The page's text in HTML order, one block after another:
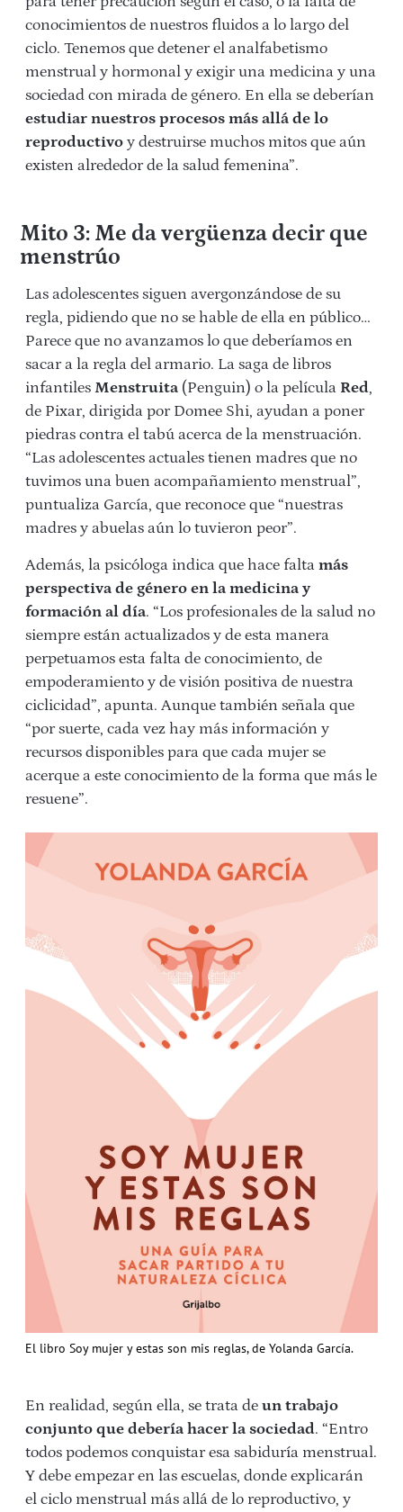
conocimientos de nuestros fluidos a lo largo del
ciclo. Tenemos que detener el analfabetismo
menstrual y hormonal y exigir una medicina y una
sociedad con mirada de género. En ella se deberían
estudiar nuestros procesos más allá de lo
reproductivo y destruirse muchos mitos que aún
existen alrededor de la salud femenina”.
Mito 3: Me da vergüenza decir que
menstrúo
Las adolescentes siguen avergonzándose de su
regla, pidiendo que no se hable de ella en público…
Parece que no avanzamos lo que deberíamos en
sacar a la regla del armario. La saga de libros
infantiles Menstruita (Penguin) o la película Red,
de Pixar, dirigida por Domee Shi, ayudan a poner
piedras contra el tabú acerca de la menstruación.
“Las adolescentes actuales tienen madres que no
tuvimos una buen acompañamiento menstrual”,
puntualiza García, que reconoce que “nuestras
madres y abuelas aún lo tuvieron peor”.
Además, la psicóloga indica que hace falta más
perspectiva de género en la medicina y
formación al día. “Los profesionales de la salud no
siempre están actualizados y de esta manera
perpetuamos esta falta de conocimiento, de
empoderamiento y de visión positiva de nuestra
ciclicidad”, apunta. Aunque también señala que
“por suerte, cada vez hay más información y
recursos disponibles para que cada mujer se
acerque a este conocimiento de la forma que más le
resuene”.
El libro Soy mujer y estas son mis reglas, de Yolanda García.
En realidad, según ella, se trata de un trabajo
conjunto que debería hacer la sociedad. “Entro
todos podemos conquistar esa sabiduría menstrual.
Y debe empezar en las escuelas, donde explicarán
el ciclo menstrual más allá de lo reproductivo, y